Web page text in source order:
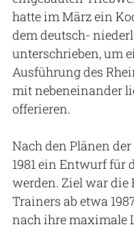
hatte im März ein
dem deutsch-
unterschrieben, um
Ausführung des
mit nebeneinander
offerieren.
Nach den Plänen
1981 ein Entwurf
werden. Ziel war die
Trainers ab etwa
nach ihre maximale